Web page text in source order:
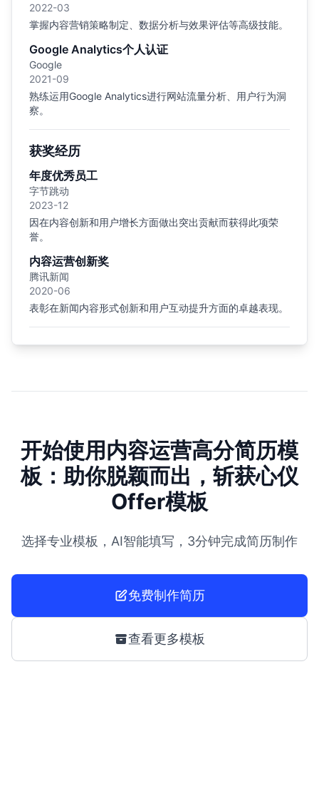
2022-03
掌握内容营销策略制定、数据分析与效果评估等高级技能。
Google Analytics个人认证
Google
2021-09
熟练运用Google Analytics进行网站流量分析、用户行为洞
察。
获奖经历
年度优秀员工
字节跳动
2023-12
因在内容创新和用户增长方面做出突出贡献而获得此项荣
誉。
内容运营创新奖
腾讯新闻
2020-06
表彰在新闻内容形式创新和用户互动提升方面的卓越表现。
开始使用内容运营高分简历模
板：助你脱颖而出，斩获心仪
Offer模板
选择专业模板，AI智能填写，3分钟完成简历制作
免费制作简历
查看更多模板